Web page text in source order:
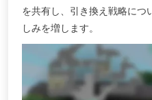
を共有し、引き換え戦略につ
しみを増します。